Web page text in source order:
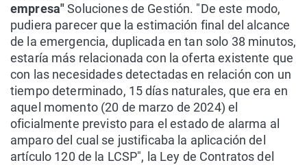
empresa"Soluciones de Gestión. "De este modo,
pudiera parecer que la estimación final del alcance
de la emergencia, duplicada en tan solo 38 minutos,
estaría más relacionada con la oferta existente que
con las necesidades detectadas en relación con un
tiempo determinado, 15 días naturales, que era en
aquel momento (20 de marzo de 2024) el
oficialmente previsto para el estado de alarma al
amparo del cual se justificaba la aplicación del
artículo 120 de la LCSP", la Ley de Contratos del